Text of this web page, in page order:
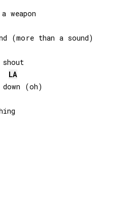
weapon
(more than a sound)
Oh, my praise is the shout
LA
(oh)